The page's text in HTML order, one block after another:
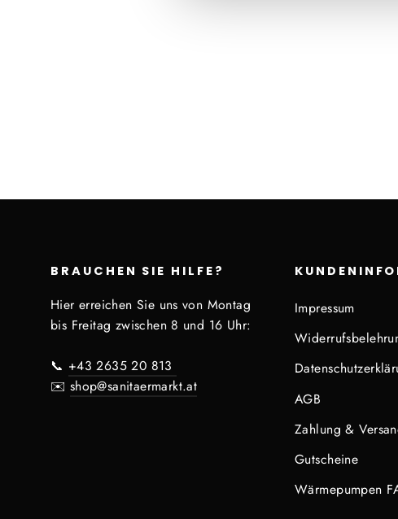
BRAUCHEN SIE HILFE?
Hier erreichen Sie uns von Montag
bis Freitag zwischen 8 und 16 Uhr:
📞 +43 2635 20 813
✉️ shop@sanitaermarkt.at
Impressum
AGB
Zahlung &
Gutscheine
Wärmepumpen